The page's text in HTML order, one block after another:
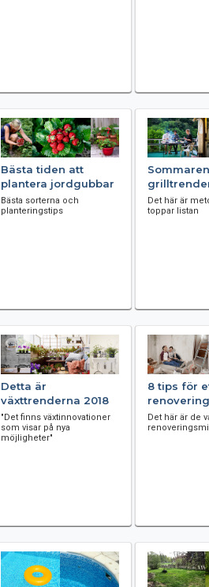
Bästa tiden att
plantera jordgubbar
Bästa sorterna och
planteringstips
Det här är
toppar listan
Detta är
växttrenderna 2018
"Det finns växtinnovationer
som visar på nya
möjligheter"
​8 tips för
Det här är de